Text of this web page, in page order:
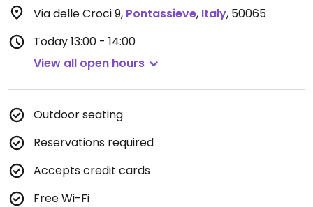
Via delle Croci 9, Pontassieve, Italy, 50065
Today13:00 - 14:00
View all open hours
Outdoor seating
Reservations required
Accepts credit cards
Free Wi-Fi